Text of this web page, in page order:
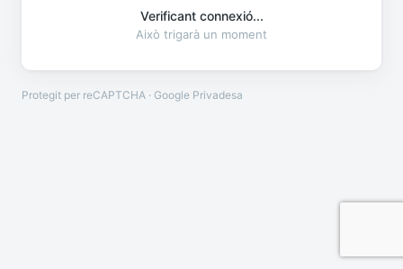
Verificant connexió...
Això trigarà un moment
Protegit per reCAPTCHA · Google Privadesa